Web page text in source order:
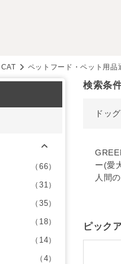
ペットフード・ペット用品
検索条
ドッ
ー(愛
人間
ピック
（66）
（31）
（35）
（18）
（14）
（4）